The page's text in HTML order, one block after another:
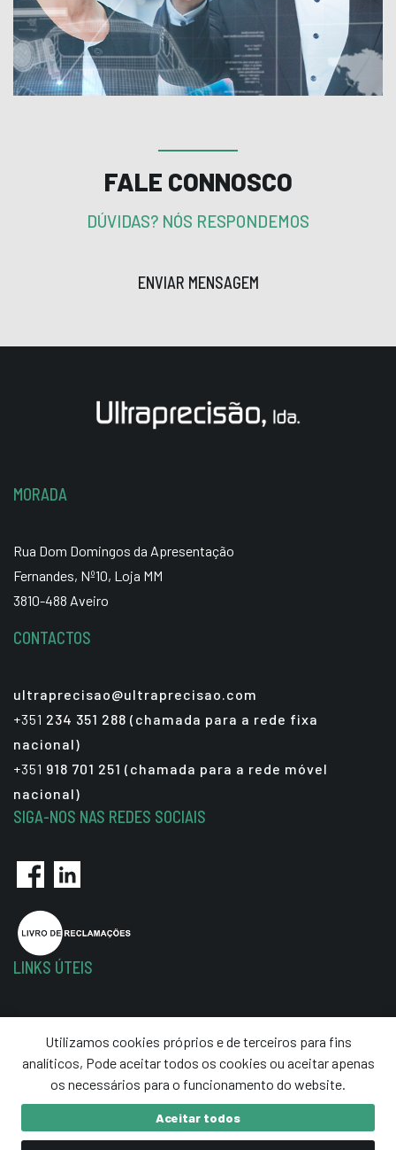
FALE CONNOSCO
DÚVIDAS? NÓS RESPONDEMOS
ENVIAR MENSAGEM
MORADA
Rua Dom Domingos da Apresentação
Fernandes, Nº10, Loja MM
3810-488 Aveiro
CONTACTOS
ultraprecisao@ultraprecisao.com
+351 234 351 288 (chamada para a rede fixa
nacional)
+351 918 701 251 (chamada para a rede móvel
nacional)
SIGA-NOS NAS REDES SOCIAIS
LINKS ÚTEIS
Termos e Condições
Resolução de Litígios
Utilizamos cookies próprios e de terceiros para fins
analíticos, Pode aceitar todos os cookies ou aceitar apenas
os necessários para o funcionamento do website.
Aceitar todos